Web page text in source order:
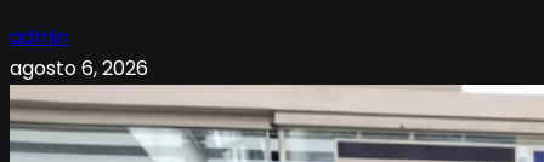
admin
agosto 6, 2026